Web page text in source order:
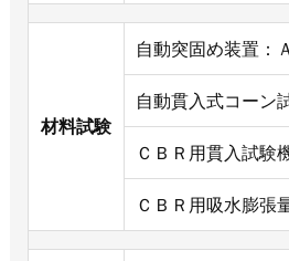
材料試験
自動突固め装置：
自動貫入式コーン
ＣＢＲ用貫入試験
ＣＢＲ用吸水膨張